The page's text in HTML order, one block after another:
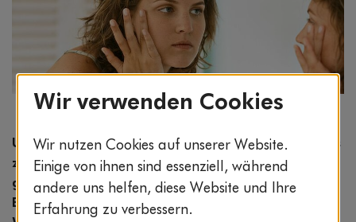
Bildnachweis: © wdv / Jan Lauer
Unsere Clarimedis-Experten nehmen jedes Jahr bis
zu einer halben Million Anrufe entgegen. Häufig
gestellte Gesundheitsfragen beantwortet das
Expertenteam in unserer Rubrik „Frage der
Wir verwenden Cookies
Wir nutzen Cookies auf unserer Website.
Einige von ihnen sind essenziell, während
andere uns helfen, diese Website und Ihre
Erfahrung zu verbessern.